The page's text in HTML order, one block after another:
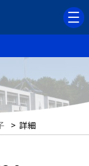
> 詳細